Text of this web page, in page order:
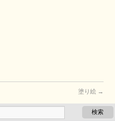
塗り絵 →